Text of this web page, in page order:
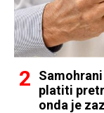
platiti
onda je